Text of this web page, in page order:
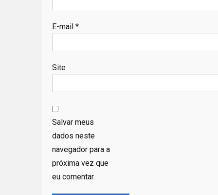
E-mail *
Site
Salvar meus
dados neste
navegador para a
próxima vez que
eu comentar.